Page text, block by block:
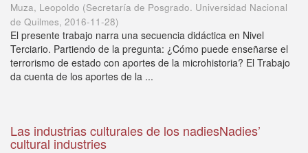
Muza, Leopoldo (Secretaría de Posgrado. Universidad Nacional
de Quilmes, 2016-11-28)
El presente trabajo narra una secuencia didáctica en Nivel
Terciario. Partiendo de la pregunta: ¿Cómo puede enseñarse el
terrorismo de estado con aportes de la microhistoria? El Trabajo
da cuenta de los aportes de la ...
Las industrias culturales de los nadiesNadies’
cultural industries